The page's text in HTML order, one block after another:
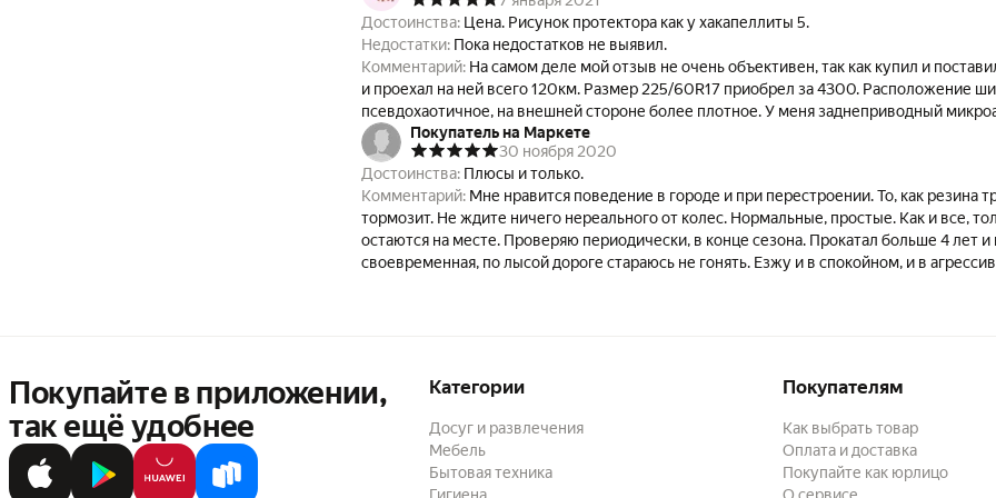
Достоинства:
Цена. Рисунок протектора как у хакапеллиты 5.
Недостатки: Пока недостатков не выявил.
Комментарий: На самом деле мой отзыв не очень объективен, так как купил и
и проехал на ней всего 120км. Размер 225/60R17 приобрел за 4300. Расположение
псевдохаотичное, на внешней стороне более плотное. У меня заднеприводный микроавтобус и самым
важным фактором для меня является то как резина гребет по снегу. По более раннему
настоящей хаке 4 и 5, финской и российской, я знаю что месит сугробы она
именно она у меня и стояла, но была уже старая и кривая. Времена тяжелые, поэтому
Я купил новую пару этой резины и поставил на заднюю ось. В принципе, пока она
Трогаться машина стала заметно уверенней и в повороты входит четче. Плавания,
ощутил (давление 2,7). Тормозит тоже хорошо. Шум, как и ожидалось, усилился, но
пройдет после обкатки. Планирую дополнить отзыв по результатам более детального
Покупатель на Маркете
30 ноября 2020
Достоинства: Плюсы и только.
Комментарий: Мне нравится поведение в городе и при перестроении. То, как резина
тормозит. Не ждите ничего нереального от колес. Нормальные, простые. Как и все,
остаются на месте. Проверяю периодически, в конце сезона. Прокатал больше 4 лет и
своевременная, по лысой дороге стараюсь не гонять. Езжу и в спокойном, и в
Покупайте в приложении,
так ещё удобнее
Категории
Досуг и развлечения
Мебель
Бытовая техника
Гигиена
Покупателям
Как выбрать товар
Оплата и доставка
Покупайте как юрлицо
О сервисе